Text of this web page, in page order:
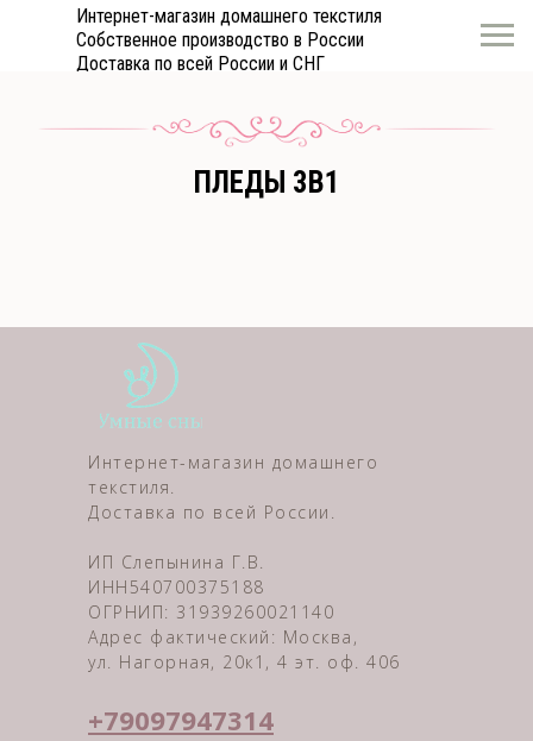
Интернет-магазин домашнего текстиля
Собственное производство в России
Доставка по всей России и СНГ
ПЛЕДЫ 3В1
Интернет-магазин домашнего
текстиля.
Доставка по всей России.
ИП Слепынина Г.В.
ИНН540700375188
ОГРНИП: 31939260021140
Адрес фактический: Москва,
ул. Нагорная, 20к1, 4 эт. оф. 406
+79097947314